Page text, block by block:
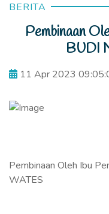
BERITA
Pembinaan
BUDI
11 Apr 2023
Pembinaan Oleh Ibu
WATES